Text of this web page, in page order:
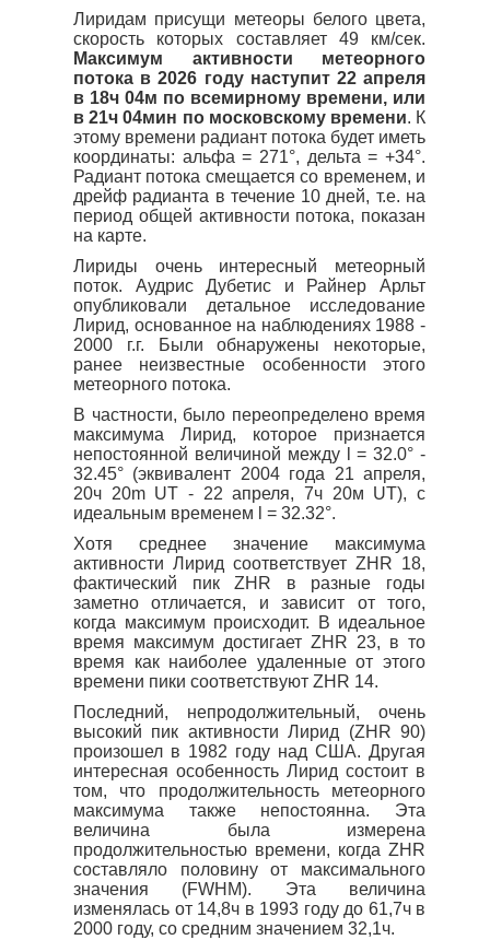
Лиридам присущи метеоры белого цвета,
скорость которых составляет 49 км/сек.
Максимум активности метеорного
потока в 2026 году наступит 22 апреля
в 18ч 04м по всемирному времени, или
в 21ч 04мин по московскому времени. К
этому времени радиант потока будет иметь
координаты: альфа = 271°, дельта = +34°.
Радиант потока смещается со временем, и
дрейф радианта в течение 10 дней, т.е. на
период общей активности потока, показан
на карте.
Лириды очень интересный метеорный
поток. Аудрис Дубетис и Райнер Арльт
опубликовали детальное исследование
Лирид, основанное на наблюдениях 1988 -
2000 г.г. Были обнаружены некоторые,
ранее неизвестные особенности этого
метеорного потока.
В частности, было переопределено время
максимума Лирид, которое признается
непостоянной величиной между l = 32.0° -
32.45° (эквивалент 2004 года 21 апреля,
20ч 20m UT - 22 апреля, 7ч 20м UT), с
идеальным временем l = 32.32°.
Хотя среднее значение максимума
активности Лирид соответствует ZHR 18,
фактический пик ZHR в разные годы
заметно отличается, и зависит от того,
когда максимум происходит. В идеальное
время максимум достигает ZHR 23, в то
время как наиболее удаленные от этого
времени пики соответствуют ZHR 14.
Последний, непродолжительный, очень
высокий пик активности Лирид (ZHR 90)
произошел в 1982 году над США. Другая
интересная особенность Лирид состоит в
том, что продолжительность метеорного
максимума также непостоянна. Эта
величина была измерена
продолжительностью времени, когда ZHR
составляло половину от максимального
значения (FWHM). Эта величина
изменялась от 14,8ч в 1993 году до 61,7ч в
2000 году, со средним значением 32,1ч.